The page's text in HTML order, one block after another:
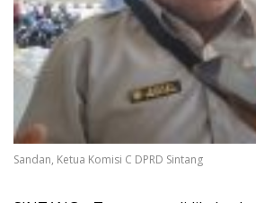
Sandan, Ketua Komisi C DPRD Sintang